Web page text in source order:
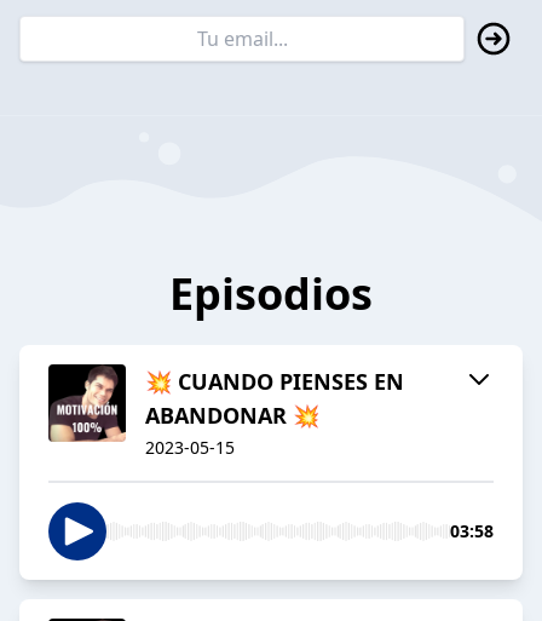
Episodios
💥 CUANDO PIENSES EN
ABANDONAR 💥
2023-05-15
03:58